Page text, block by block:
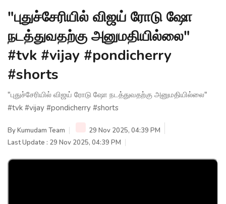
"புதுச்சேரியில் விஜய் ரோடு ஷோ
நடத்துவதற்கு அனுமதியில்லை"
#tvk #vijay #pondicherry
#shorts
"புதுச்சேரியில் விஜய் ரோடு ஷோ நடத்துவதற்கு அனுமதியில்லை"
#tvk #vijay #pondicherry #shorts
ByKumudam Team
29 Nov 2025, 04:39 PM
Last Update : 29 Nov 2025, 04:39 PM